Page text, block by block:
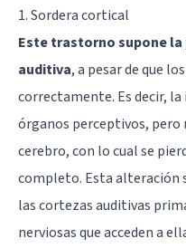
1. Sordera cortical
Este trastorno supone
auditiva, a pesar de que
correctamente. Es decir,
órganos perceptivos, pero
cerebro, con lo cual se
completo. Esta alteración
las cortezas auditivas
nerviosas que acceden a